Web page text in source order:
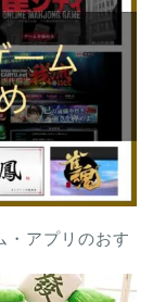
・アプリのおす